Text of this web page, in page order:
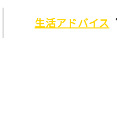
生活アドバイス